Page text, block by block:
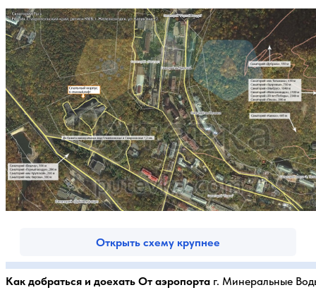
Открыть схему крупнее
Как добраться и доехать От аэропорта г. Минеральные